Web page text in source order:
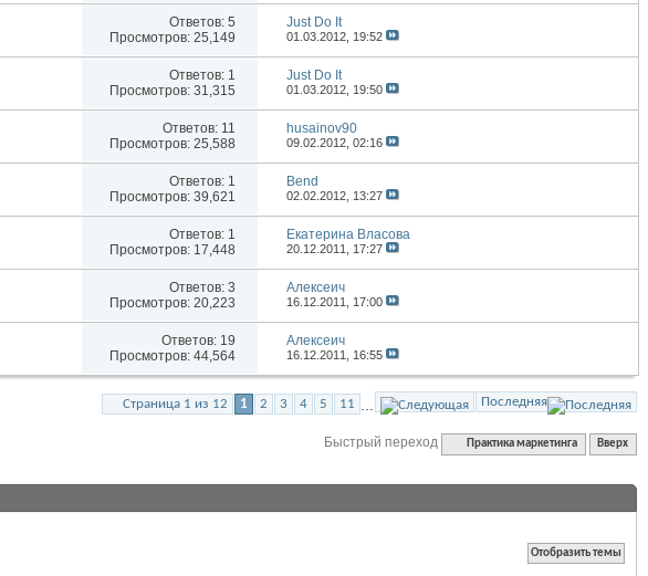
Ответов: 5
Просмотров: 25,149
Just Do It
01.03.2012, 19:52
Ответов: 1
Просмотров: 31,315
Just Do It
01.03.2012, 19:50
Ответов: 11
Просмотров: 25,588
husainov90
09.02.2012,02:16
Ответов: 1
Просмотров: 39,621
Bend
02.02.2012, 13:27
Ответов: 1
Просмотров: 17,448
Екатерина Власова
20.12.2011, 17:27
Ответов: 3
Просмотров: 20,223
Алексеич
16.12.2011, 17:00
Ответов: 19
Просмотров: 44,564
Алексеич
16.12.2011, 16:55
Страница 1 из 12 1 2 3 4 5 11 ... Последняя
Быстрый переход Практика маркетинга Вверх